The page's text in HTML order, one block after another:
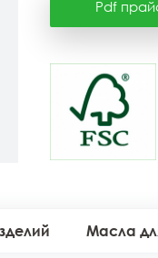
Pdf
Масла